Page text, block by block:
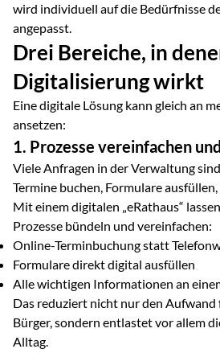
wird individuell auf die Bedürfnisse
angepasst.
Drei Bereiche, in
Digitalisierung wirkt
Eine digitale Lösung kann gleich an
ansetzen:
1. Prozesse vereinfachen
Viele Anfragen in der Verwaltung
Termine buchen, Formulare
Mit einem digitalen „eRathaus“
Prozesse bündeln und vereinfachen:
Online-Terminbuchung statt
Formulare direkt digital ausfüllen
Alle wichtigen Informationen an
Das reduziert nicht nur den
Bürger, sondern entlastet vor allem
Alltag.